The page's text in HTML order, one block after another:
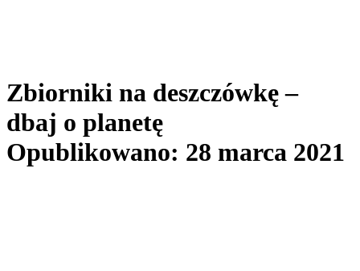
Zbiorniki na deszczówkę –
dbaj o planetę
Opublikowano: 28 marca 2021